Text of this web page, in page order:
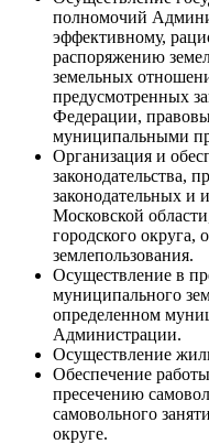
полномочий
эффективному,
распоряжению
земельных
предусмотренных
Федерации,
муниципальными
Организация и
законодательства,
законодательных и
Московской
городского округа,
землепользования.
Осуществление в
муниципального
определенном
Администрации.
Осуществление
Обеспечение
пресечению
самовольного
округе.